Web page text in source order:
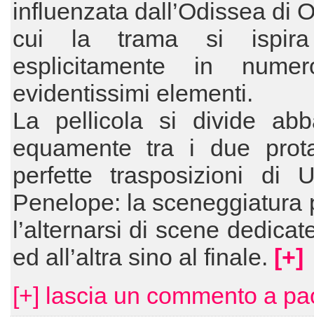
influenzata dall’Odissea di
cui la trama si ispira
esplicitamente in
evidentissimi elementi.
La pellicola si divide
equamente tra i due
perfette trasposizioni di
Penelope: la sceneggiatura
l’alternarsi di scene
ed all’altra sino al finale. [+]
[+] lascia un commento a